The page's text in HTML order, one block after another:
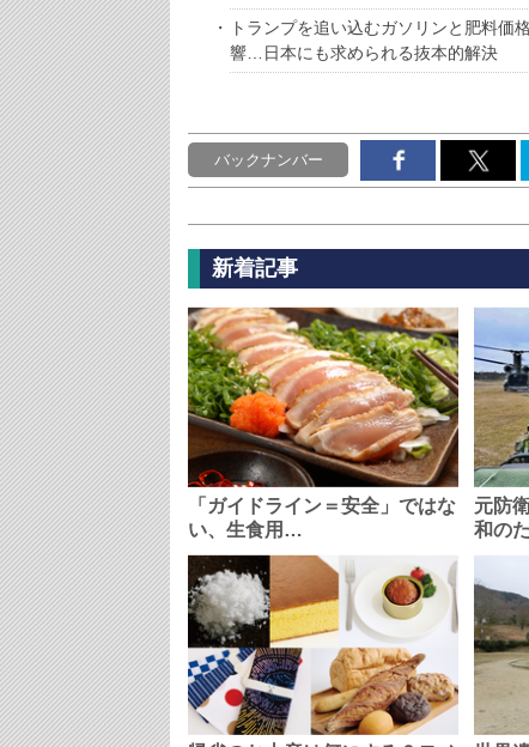
トランプを追い込むガソリンと肥料価
響…日本にも求められる抜本的解決
バックナンバー
新着記事
「ガイドライン＝安全」ではな
い、生食用…
元防
和の